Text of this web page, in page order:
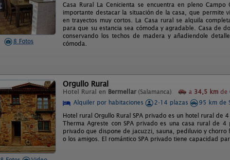
8 Fotos
Casa Rural La Cenicienta se encuentra en pleno
importante destacar la situación de la casa, que permite
en trayectos muy cortos. La Casa rural se alquila
para que su estancia sea cómoda y agradable. Casa de
conservando los techos de madera y añadiendole
cómoda.
Orgullo Rural
Hotel Rural en Bermellar (Salamanca) a 34,5 km de
Alquiler por habitaciones
2-14 plazas
95 km de
Hotel rural Orgullo Rural SPA privado es un hotel rural de
Therma Agreste con SPA privado es una casa rural de
privado que dispone de jacuzzi, sauna, pediluvio y
o los amigos. El romántico SPA privado tiene capacidad